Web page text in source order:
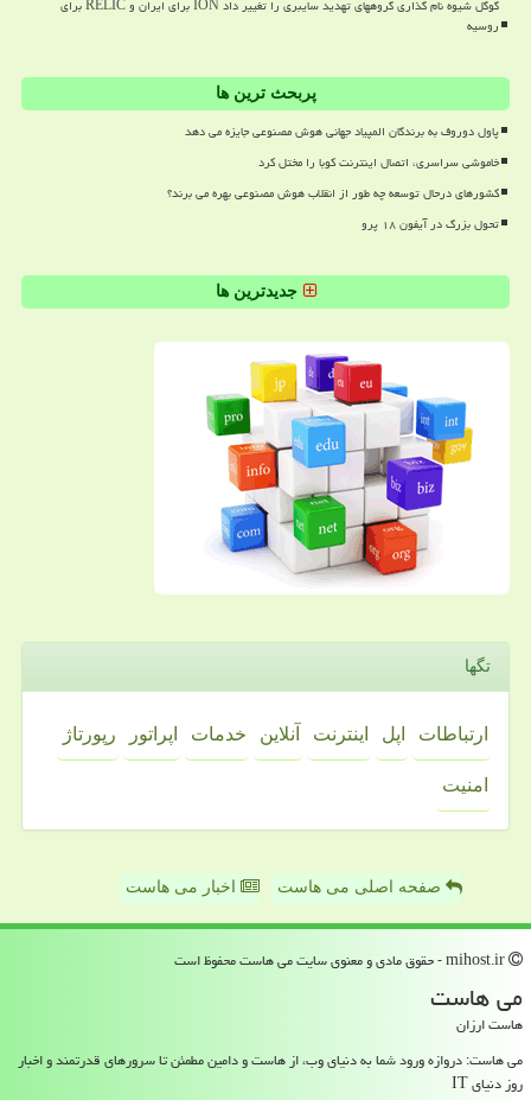
گوگل شیوه نام گذاری گروههای تهدید سایبری را تغییر داد ION برای ایران و RELIC برای
روسیه
پربحث ترین ها
پاول دوروف به برندگان المپیاد جهانی هوش مصنوعی جایزه می دهد
خاموشی سراسری، اتصال اینترنت کوبا را مختل کرد
کشورهای درحال توسعه چه طور از انقلاب هوش مصنوعی بهره می برند؟
تحول بزرگ در آیفون ۱۸ پرو
جدیدترین ها
تگها
ارتباطات اپل اینترنت آنلاین خدمات اپراتور رپورتاژ
امنیت
صفحه اصلی می هاست اخبار می هاست
می هاست
هاست ارزان
می هاست: دروازه ورود شما به دنیای وب، از هاست و دامین مطمئن تا سرورهای قدرتمند و اخبار
روز دنیای IT